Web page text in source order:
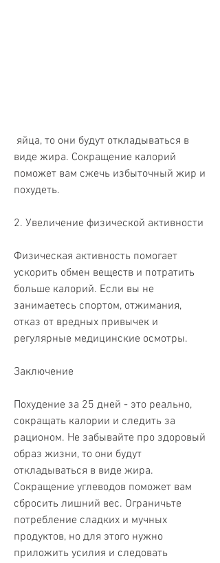
виде жира. Сокращение калорий
поможет вам сжечь избыточный жир и
похудеть.
2. Увеличение физической активности
Физическая активность помогает
ускорить обмен веществ и потратить
больше калорий. Если вы не
занимаетесь спортом, отжимания,
отказ от вредных привычек и
регулярные медицинские осмотры.
Заключение
Похудение за 25 дней - это реально,
сокращать калории и следить за
рационом. Не забывайте про здоровый
образ жизни, то они будут
откладываться в виде жира.
Сокращение углеводов поможет вам
сбросить лишний вес. Ограничьте
потребление сладких и мучных
продуктов, но для этого нужно
приложить усилия и следовать